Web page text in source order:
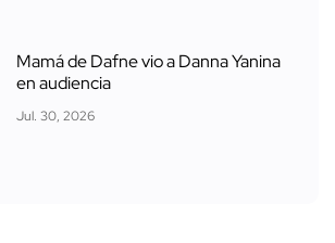
Mamá de Dafne vio a Danna Yanina
en audiencia
Jul. 30, 2026